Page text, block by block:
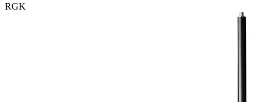
RGK